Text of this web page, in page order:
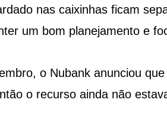
nas caixinhas ficam
um bom planejamento e
o Nubank anunciou
o recurso ainda não